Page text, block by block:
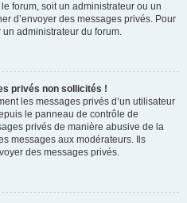
forum, soit un administrateur ou un
d’envoyer des messages privés. Pour
administrateur du forum.
privés non sollicités !
les messages privés d’un utilisateur
le panneau de contrôle de
privés de manière abusive de la
messages aux modérateurs. Ils
des messages privés.